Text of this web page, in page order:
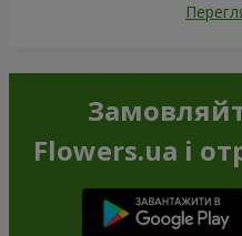
Flowers.ua і